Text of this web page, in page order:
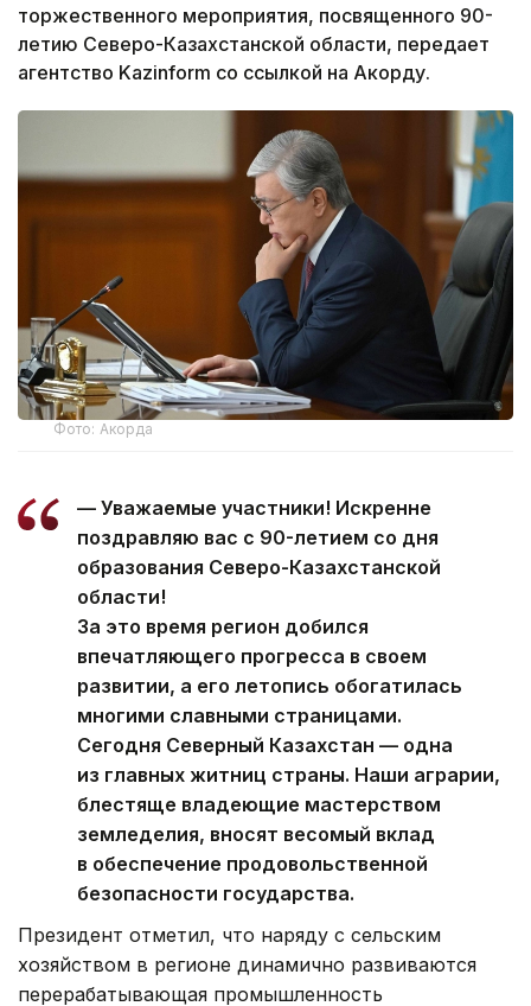
торжественного мероприятия, посвященного 90-
летию Северо-Казахстанской области, передает
агентство Kazinform со ссылкой на Акорду.
Фото: Акорда
— Уважаемые участники! Искренне
поздравляю вас с 90-летием со дня
образования Северо-Казахстанской
области!
За это время регион добился
впечатляющего прогресса в своем
развитии, а его летопись обогатилась
многими славными страницами.
Сегодня Северный Казахстан — одна
из главных житниц страны. Наши аграрии,
блестяще владеющие мастерством
земледелия, вносят весомый вклад
в обеспечение продовольственной
безопасности государства.
Президент отметил, что наряду с сельским
хозяйством в регионе динамично развиваются
перерабатывающая промышленность